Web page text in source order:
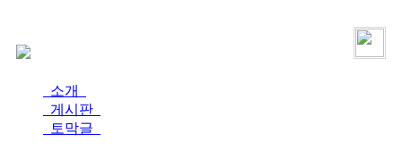
소개
게시판
토막글